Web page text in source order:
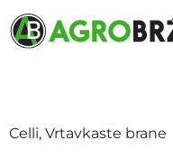
Celli, Vrtavkaste brane